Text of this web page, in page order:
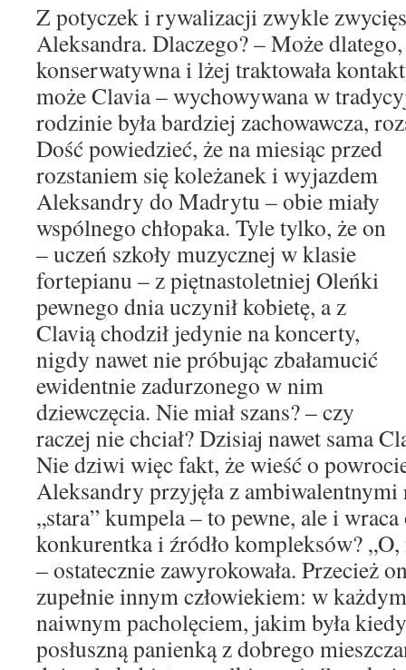
Z potyczek i rywalizacji zwykle
Aleksandra. Dlaczego? – Może
konserwatywna i lżej traktowała
może Clavia – wychowywana w
rodzinie była bardziej zachowawcza,
Dość powiedzieć, że na miesiąc przed
rozstaniem się koleżanek i wyjazdem
Aleksandry do Madrytu – obie miały
wspólnego chłopaka. Tyle tylko, że on
– uczeń szkoły muzycznej w klasie
fortepianu – z piętnastoletniej Oleńki
pewnego dnia uczynił kobietę, a z
Clavią chodził jedynie na koncerty,
nigdy nawet nie próbując zbałamucić
ewidentnie zadurzonego w nim
dziewczęcia. Nie miał szans? – czy
raczej nie chciał? Dzisiaj nawet sama
Nie dziwi więc fakt, że wieść o
Aleksandry przyjęła z
„stara” kumpela – to pewne, ale i
konkurentka i źródło kompleksów?
– ostatecznie zawyrokowała. Przecież
zupełnie innym człowiekiem: w
naiwnym pacholęciem, jakim była
posłuszną panienką z dobrego